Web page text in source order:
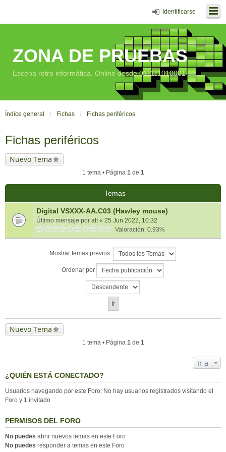
Identificarse
ZONA DE PRUEBAS
Escena retro informática. Online desde 011111010001
Índice general Fichas Fichas periféricos
Fichas periféricos
Nuevo Tema
1 tema • Página 1de 1
Temas
Digital VSXXX-AA.C03 (Hawley mouse)
Último mensaje por alt« 25 Jun 2022, 10:32
Valoración: 0.93%
Mostrar temas previos:
Ordenar por
Nuevo Tema
1 tema • Página 1de 1
Ir a
¿QUIÉN ESTÁ CONECTADO?
Usuarios navegando por este Foro: No hay usuarios registrados visitando el
Foro y 1 invitado
PERMISOS DEL FORO
No puedes abrir nuevos temas en este Foro
No puedes responder a temas en este Foro